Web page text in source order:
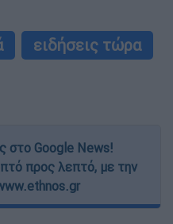
ειδήσεις τώρα
στο Google News!
προς λεπτό, με την